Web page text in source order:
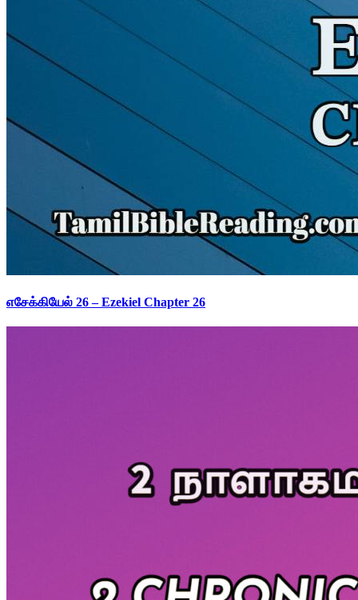
எசேக்கியேல் 26 – Ezekiel Chapter 26